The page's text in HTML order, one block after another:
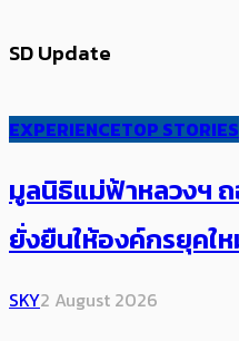
SD Update
EXPERIENCETOP STORIES
มูลนิธิแม่ฟ้าหลวงฯ
ยั่งยืนให้องค์กรยุคใ
SKY2 August 2026